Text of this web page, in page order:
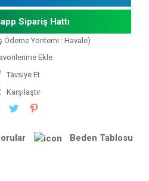
Sipariş Hattı
Yöntemi : Havale)
Tavsiye Et
Karşılaştır
Beden Tablosu